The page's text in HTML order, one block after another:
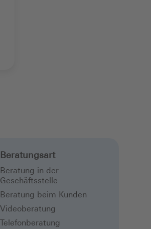
Beratungsart
Beratung in der
Geschäftsstelle
Beratung beim Kunden
Videoberatung
Telefonberatung